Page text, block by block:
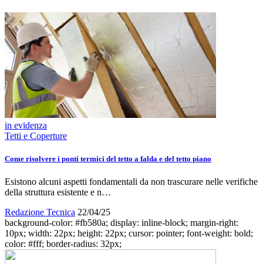
in evidenza
Tetti e Coperture
Come risolvere i ponti termici del tetto a falda e del tetto piano
Esistono alcuni aspetti fondamentali da non trascurare nelle verifiche
della struttura esistente e n…
Redazione Tecnica 22/04/25
background-color: #fb580a; display: inline-block; margin-right:
10px; width: 22px; height: 22px; cursor: pointer; font-weight: bold;
color: #fff; border-radius: 32px;